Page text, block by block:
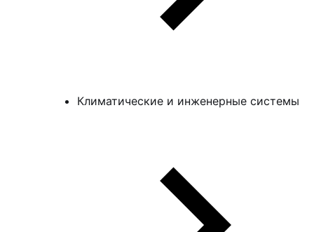
Климатические и инженерные системы